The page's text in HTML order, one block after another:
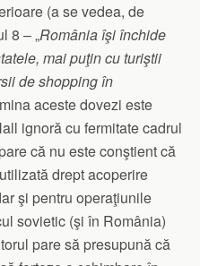
(a se vedea, de
8 – „România îşi închide
mai puţin cu turiştii
de shopping în
aceste dovezi este
ignoră cu fermitate cadrul
că nu este conştient că
drept acoperire
şi pentru operaţiunile
sovietic (şi în România)
pare să presupună că